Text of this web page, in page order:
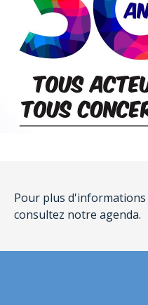
Pour plus d'informations
consultez notre agenda.